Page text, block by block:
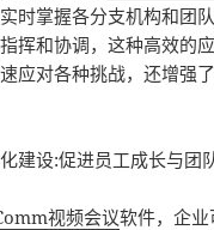
时掌握各分支机构和团
挥和协调，这种高效的
应对各种挑战，还增强
建设:促进员工成长与团
视频会议软件，企